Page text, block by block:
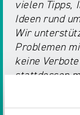
vielen Tipps,
Ideen rund
Wir
Problemen
keine
stattdessen
kompetent